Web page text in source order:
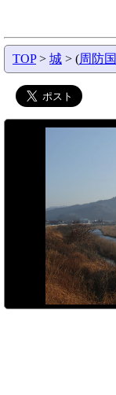
TOP> 城 > (周防国